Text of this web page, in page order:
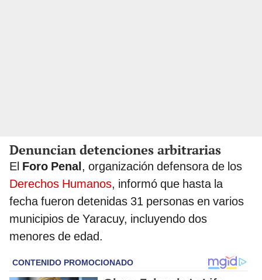
Denuncian detenciones arbitrarias
El Foro Penal, organización defensora de los
Derechos Humanos, informó que hasta la
fecha fueron detenidas 31 personas en varios
municipios de Yaracuy, incluyendo dos
menores de edad.